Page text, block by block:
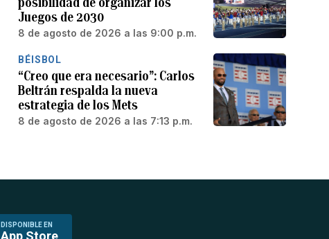
Juegos de 2030
8 de agosto de 2026 a las 9:00 p.m.
BÉISBOL
“Creo que era necesario”: Carlos
Beltrán respalda la nueva
estrategia de los Mets
8 de agosto de 2026 a las 7:13 p.m.
DISPONIBLE EN
App Store